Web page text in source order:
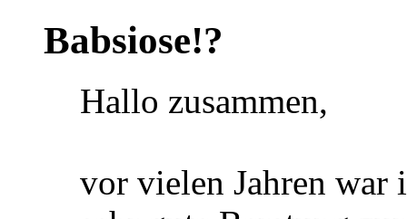
Babsiose!?
Hallo zusammen,
vor vielen Jahren war